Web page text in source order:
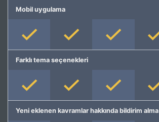
Mobil uygulama
Farklı tema seçenekleri
Yeni eklenen kavramlar hakkında bildirim alma